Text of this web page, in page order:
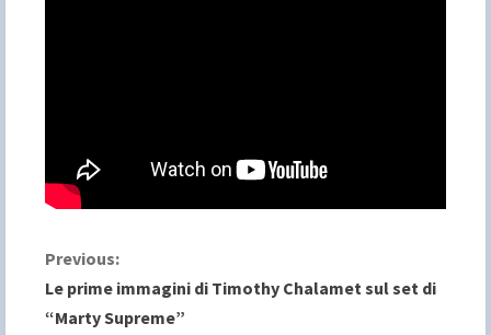
C
o
Previous:
Le prime immagini di Timothy Chalamet sul set di
“Marty Supreme”